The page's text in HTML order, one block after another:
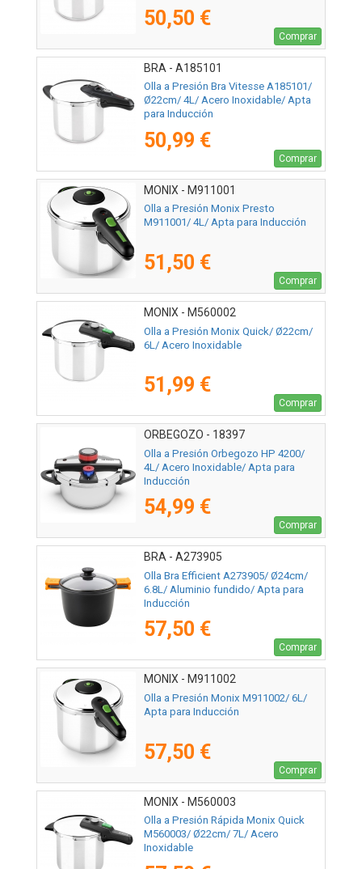
50,50 €
Comprar
BRA - A185101
Olla a Presión Bra Vitesse A185101/
Ø22cm/ 4L/ Acero Inoxidable/ Apta
para Inducción
50,99 €
Comprar
MONIX - M911001
Olla a Presión Monix Presto
M911001/ 4L/ Apta para Inducción
51,50 €
Comprar
MONIX - M560002
Olla a Presión Monix Quick/ Ø22cm/
6L/ Acero Inoxidable
51,99 €
Comprar
ORBEGOZO - 18397
Olla a Presión Orbegozo HP 4200/
4L/ Acero Inoxidable/ Apta para
Inducción
54,99 €
Comprar
BRA - A273905
Olla Bra Efficient A273905/ Ø24cm/
6.8L/ Aluminio fundido/ Apta para
Inducción
57,50 €
Comprar
MONIX - M911002
Olla a Presión Monix M911002/ 6L/
Apta para Inducción
57,50 €
Comprar
MONIX - M560003
Olla a Presión Rápida Monix Quick
M560003/ Ø22cm/ 7L/ Acero
Inoxidable